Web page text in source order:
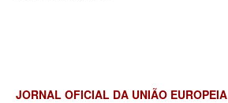
JORNAL OFICIAL DA UNIÃO EUROPEIA